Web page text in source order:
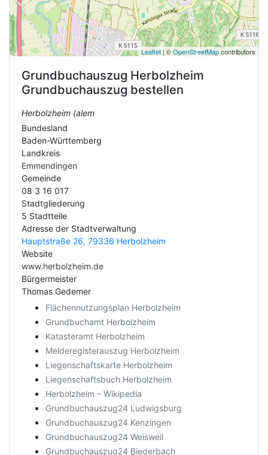
Leaflet | ©OpenStreetMapcontributors
Grundbuchauszug Herbolzheim
Grundbuchauszug bestellen
Herbolzheim (alem
Bundesland
Baden-Württemberg
Landkreis
Emmendingen
Gemeinde
08 3 16 017
Stadtgliederung
5 Stadtteile
Adresse der Stadtverwaltung
Hauptstraße 26, 79336 Herbolzheim
Website
www.herbolzheim.de
Bürgermeister
Thomas Gedemer
Flächennutzungsplan Herbolzheim
Grundbuchamt Herbolzheim
Katasteramt Herbolzheim
Melderegisterauszug Herbolzheim
Liegenschaftskarte Herbolzheim
Liegenschaftsbuch Herbolzheim
Herbolzheim – Wikipedia
Grundbuchauszug24 Ludwigsburg
Grundbuchauszug24 Kenzingen
Grundbuchauszug24 Weisweil
Grundbuchauszug24 Biederbach